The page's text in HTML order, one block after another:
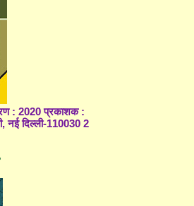
: 2020 प्रकाशक :
नई दिल्ली-110030 2